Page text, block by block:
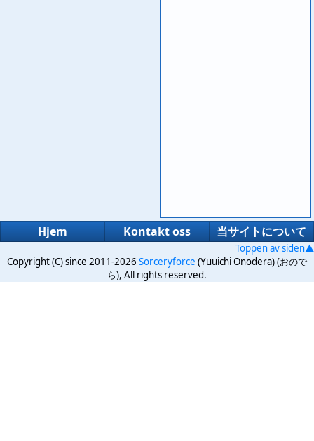
Hjem Kontakt oss 当サイトについて
Toppen av siden▲
Copyright (C) since 2011-2026 Sorceryforce (Yuuichi Onodera) (おので
ら), All rights reserved.